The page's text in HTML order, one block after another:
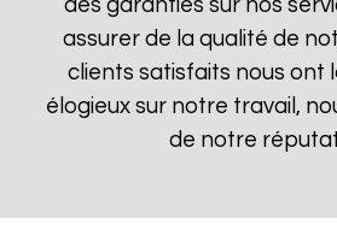
des garanties sur nos
assurer de la qualité de
clients satisfaits nous ont
élogieux sur notre travail,
de notre